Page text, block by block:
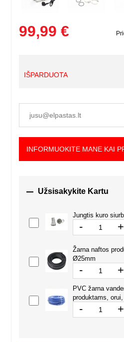
99,99 €
IŠPARDUOTA
INFORMUOKITE MANE KAI
 Užsisakykite Kartu
Jungtis kuro
- +
Žarna naftos
Ø25mm
- +
PVC žarna
produktams,
- +